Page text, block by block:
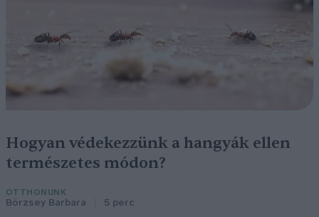
Hogyan védekezzünk a hangyák ellen
természetes módon?
OTTHONUNK
Börzsey Barbara 5 perc